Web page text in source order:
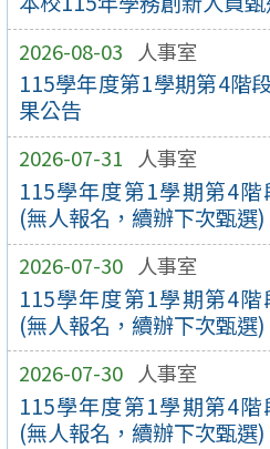
2026-08-03 人事室
115學年度第1學期第4階
果公告
2026-07-31 人事室
115學年度第1學期第4
(無人報名，續辦下次甄選)
2026-07-30 人事室
115學年度第1學期第4
(無人報名，續辦下次甄選)
2026-07-30 人事室
115學年度第1學期第4
(無人報名，續辦下次甄選)